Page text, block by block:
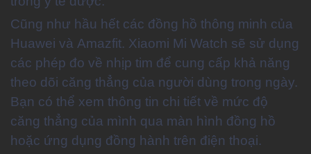
Cũng như hầu hết các đồng hồ thông minh của
Huawei và Amazfit. Xiaomi Mi Watch sẽ sử dụng
các phép đo về nhịp tim để cung cấp khả năng
theo dõi căng thẳng của người dùng trong ngày.
Bạn có thể xem thông tin chi tiết về mức độ
căng thẳng của mình qua màn hình đồng hồ
hoặc ứng dụng đồng hành trên điện thoại.